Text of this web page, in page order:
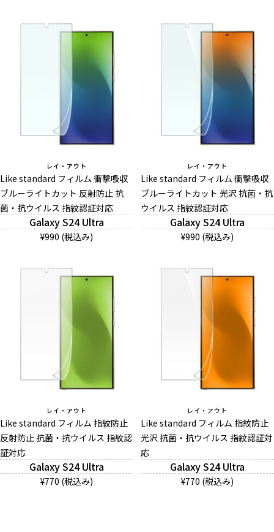
レイ・アウト
Like standard フィルム 衝撃吸収
ブルーライトカット 反射防止 抗
菌・抗ウイルス 指紋認証対応
Galaxy S24 Ultra
¥990 (税込み)
レイ・アウト
Like standard フィルム 衝撃吸収
ブルーライトカット 光沢 抗菌・抗
ウイルス 指紋認証対応
Galaxy S24 Ultra
¥990 (税込み)
レイ・アウト
Like standard フィルム 指紋防止
反射防止 抗菌・抗ウイルス 指紋認
証対応
Galaxy S24 Ultra
¥770 (税込み)
レイ・アウト
Like standard フィルム 指紋防止
光沢 抗菌・抗ウイルス 指紋認証対
応
Galaxy S24 Ultra
¥770 (税込み)